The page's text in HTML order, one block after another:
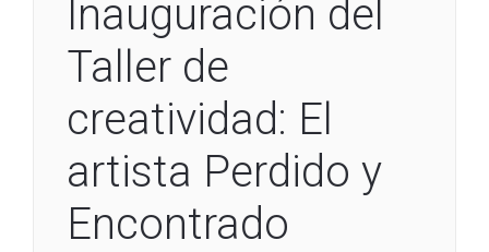
Inauguración del
Taller de
creatividad: El
artista Perdido y
Encontrado